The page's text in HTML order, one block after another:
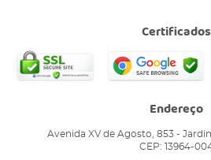
Certificados
Endereço
Avenida XV de Agosto, 853-
CEP: 13964-